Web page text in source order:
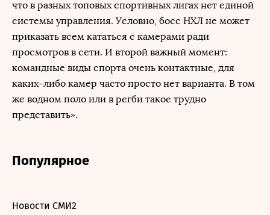
что в разных топовых спортивных лигах нет единой
системы управления. Условно, босс НХЛ не может
приказать всем кататься с камерами ради
просмотров в сети. И второй важный момент:
командные виды спорта очень контактные, для
каких-либо камер часто просто нет варианта. В том
же водном поло или в регби такое трудно
представить».
Популярное
Новости СМИ2